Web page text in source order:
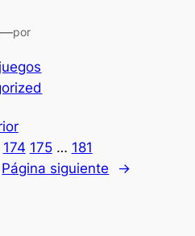
—por
174 175 … 181
Página siguiente
→